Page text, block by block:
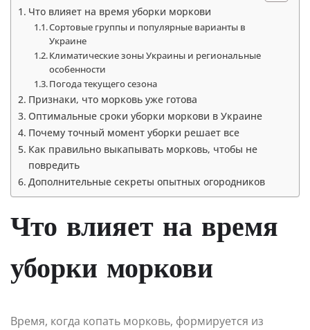
Что влияет на время уборки моркови
Сортовые группы и популярные варианты в
Украине
Климатические зоны Украины и региональные
особенности
Погода текущего сезона
Признаки, что морковь уже готова
Оптимальные сроки уборки моркови в Украине
Почему точный момент уборки решает все
Как правильно выкапывать морковь, чтобы не
повредить
Дополнительные секреты опытных огородников
Что влияет на время
уборки моркови
Время, когда копать морковь, формируется из